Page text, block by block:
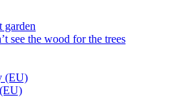
garden
see the wood for the trees
(EU)